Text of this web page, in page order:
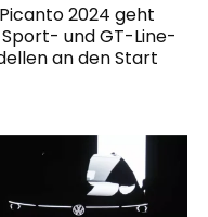
2024 geht
und GT-Line-
an den Start